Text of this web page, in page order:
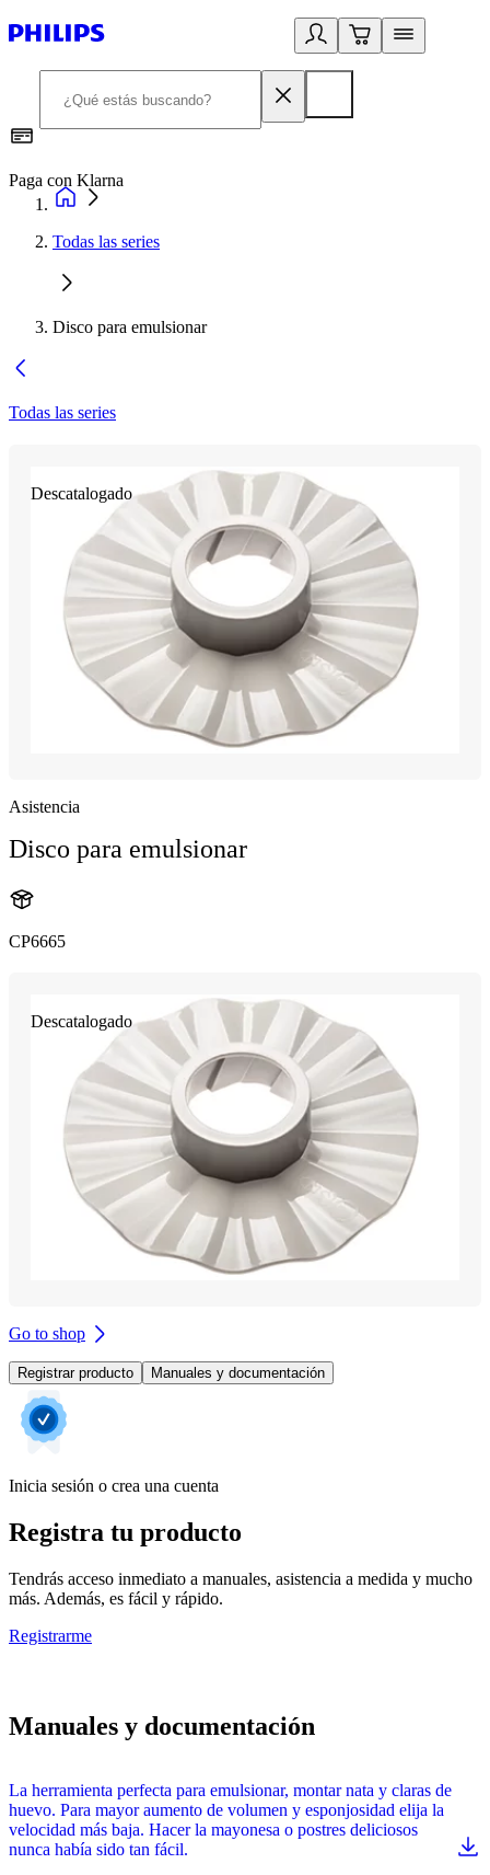
Paga con Klarna
Todas las series
Disco para emulsionar
Todas las series
Descatalogado
Asistencia
Disco para emulsionar
CP6665
Descatalogado
Go to shop
Registrar producto Manuales y documentación
Inicia sesión o crea una cuenta
Registra tu producto
Tendrás acceso inmediato a manuales, asistencia a medida y mucho
más. Además, es fácil y rápido.
Registrarme
Manuales y documentación
La herramienta perfecta para emulsionar, montar nata y claras de
huevo. Para mayor aumento de volumen y esponjosidad elija la
velocidad más baja. Hacer la mayonesa o postres deliciosos
nunca había sido tan fácil.